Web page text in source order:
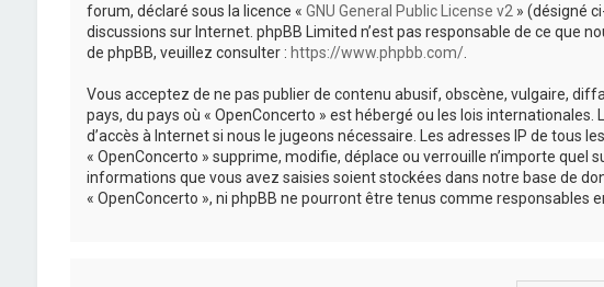
forum, déclaré sous la licence « GNU General Public License v2 » (désigné
discussions sur Internet. phpBB Limited n’est pas responsable de ce que
de phpBB, veuillez consulter : https://www.phpbb.com/.
Vous acceptez de ne pas publier de contenu abusif, obscène, vulgaire,
pays, du pays où « OpenConcerto » est hébergé ou les lois
d’accès à Internet si nous le jugeons nécessaire. Les adresses IP de
« OpenConcerto » supprime, modifie, déplace ou verrouille n’importe
informations que vous avez saisies soient stockées dans notre base de
« OpenConcerto », ni phpBB ne pourront être tenus comme